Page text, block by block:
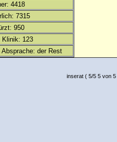
4418
7315
950
Klinik: 123
Absprache: der Rest
inserat( 5/5 5 von 5